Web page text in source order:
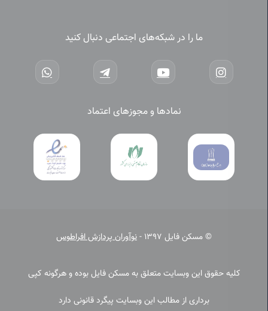
ما را در شبکه‌های اجتماعی دنبال کنید
نمادها و مجوزهای اعتماد
© مسکن فایل 1397 - نوآوران پردازش افراطوس
کلیه حقوق این وبسایت متعلق به مسکن فایل بوده و هرگونه کپی
برداری از مطالب این وبسایت پیگرد قانونی دارد